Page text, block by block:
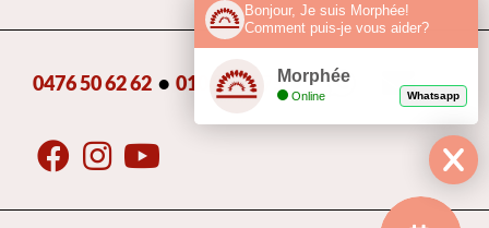
0476 50 62 62 • 010 22 85 75•
Bonjour, Je suis Morphée!
Comment puis-je vous aider?
Morphée
Online Whatsapp